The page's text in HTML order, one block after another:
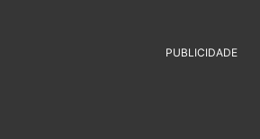
PUBLICIDADE